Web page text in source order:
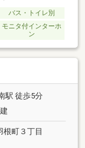
バス・トイレ別
モニタ付インターホ
ン
駅 徒歩5分
根町３丁目